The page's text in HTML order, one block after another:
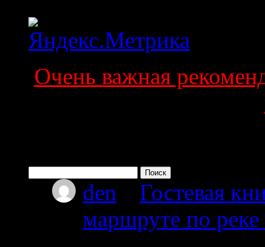
Очень важная
den
Гостевая
маршруте по